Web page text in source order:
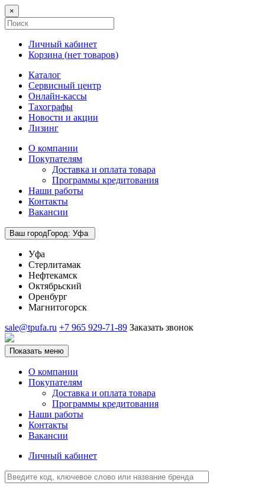
×
Личный кабинет
Корзина (нет товаров)
Каталог
Сервисный центр
Онлайн-кассы
Тахографы
Новости и акции
Лизинг
О компании
Покупателям
Доставка и оплата товара
Программы кредитования
Наши работы
Контакты
Вакансии
Ваш городГород: Уфа
Уфа
Стерлитамак
Нефтекамск
Октябрьский
Оренбург
Магнитогорск
sale@tpufa.ru +7 965 929-71-89 Заказать звонок
Показать меню
О компании
Покупателям
Доставка и оплата товара
Программы кредитования
Наши работы
Контакты
Вакансии
Личный кабинет